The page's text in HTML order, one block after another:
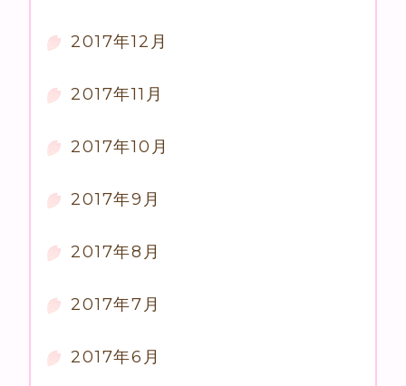
2017年12月
2017年11月
2017年10月
2017年9月
2017年8月
2017年7月
2017年6月